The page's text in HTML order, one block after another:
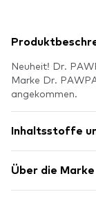
Neuheit! Dr.
Marke Dr.
angekommen.
Inhaltsstoffe
Über die Marke